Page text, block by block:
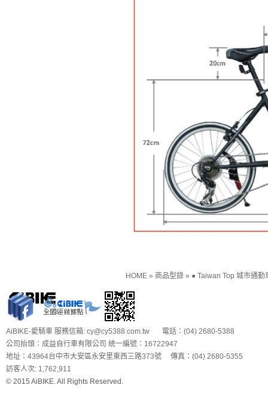
HOME » 商品型錄 » ● Taiwan Top 城市通勤
AiBIKE-愛騎車 服務信箱: cy@cy5388.com.tw 電話：(04) 2680-5388
公司抬頭：成益自行車有限公司 統一編號：16722947
地址：43964台中市大安區永安里東西三路373號 傳真：(04) 2680-5355
訪客人次: 1,762,911
© 2015 AiBIKE. All Rights Reserved.